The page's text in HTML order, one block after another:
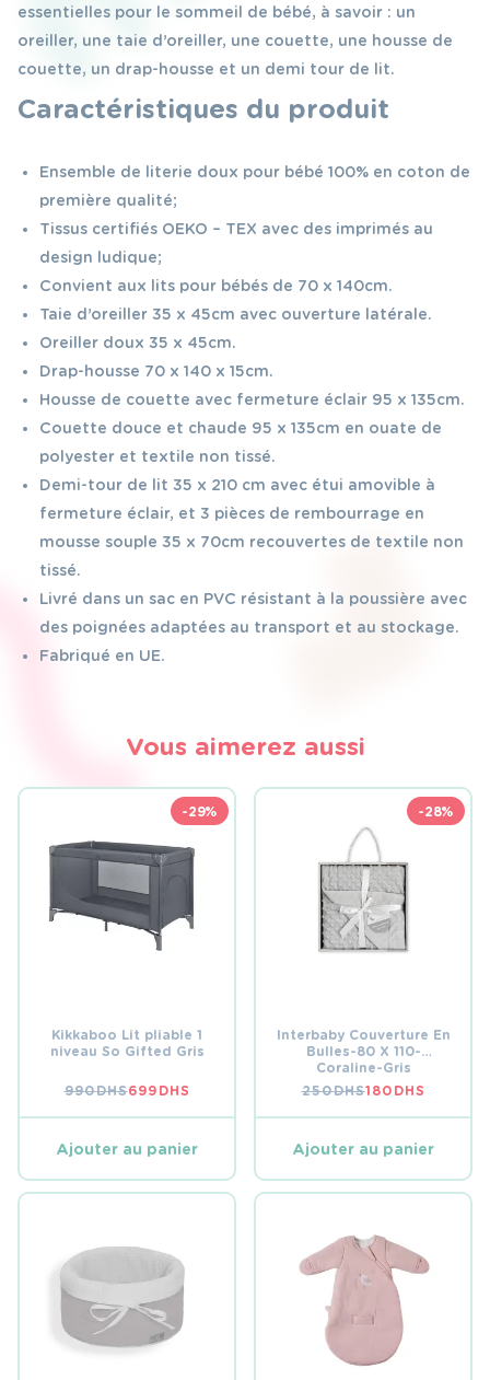
essentielles pour le sommeil de bébé, à savoir : un
oreiller, une taie d’oreiller, une couette, une housse de
couette, un drap-housse et un demi tour de lit.
Caractéristiques du produit
Ensemble de literie doux pour bébé 100% en coton de
première qualité;
Tissus certifiés OEKO – TEX avec des imprimés au
design ludique;
Convient aux lits pour bébés de 70 x 140cm.
Taie d’oreiller 35 x 45cm avec ouverture latérale.
Oreiller doux 35 x 45cm.
Drap-housse 70 x 140 x 15cm.
Housse de couette avec fermeture éclair 95 x 135cm.
Couette douce et chaude 95 x 135cm en ouate de
polyester et textile non tissé.
Demi-tour de lit 35 x 210 cm avec étui amovible à
fermeture éclair, et 3 pièces de rembourrage en
mousse souple 35 x 70cm recouvertes de textile non
tissé.
Livré dans un sac en PVC résistant à la poussière avec
des poignées adaptées au transport et au stockage.
Fabriqué en UE.
Vous aimerez aussi
-29%
Kikkaboo Lit pliable 1
niveau So Gifted Gris
990DHSLE
PRIX
ÉTAIT :
699 DHS
LE
PRIX
EST :
Ajouter au panier
-28%
Interbaby Couverture En
Bulles-80 X 110-
Coraline-Gris
250DHSLE
PRIX
ÉTAIT :
180 DHS
LE
PRIX
EST :
Ajouter au panier